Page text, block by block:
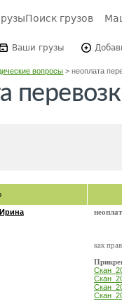
Поиск грузов
Ваши грузы
вопросы >неоплата
Ирина
как